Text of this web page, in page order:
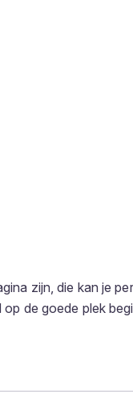
zijn, die kan je
de goede plek